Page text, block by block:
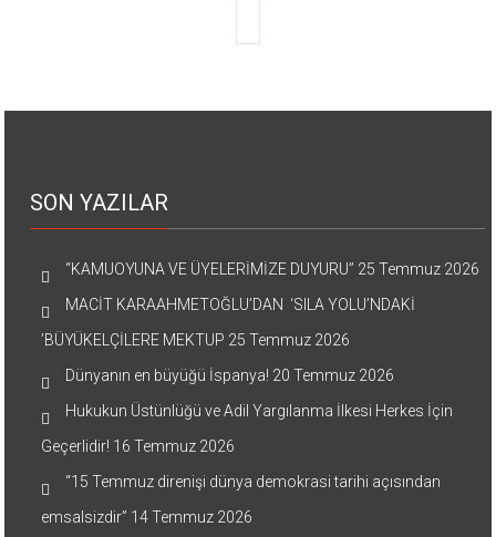
SON YAZILAR
“KAMUOYUNA VE ÜYELERİMİZE DUYURU” 25 Temmuz 2026
MACİT KARAAHMETOĞLU’DAN ‘SILA YOLU’NDAKİ
’BÜYÜKELÇİLERE MEKTUP 25 Temmuz 2026
Dünyanın en büyüğü İspanya! 20 Temmuz 2026
Hukukun Üstünlüğü ve Adil Yargılanma İlkesi Herkes İçin
Geçerlidir! 16 Temmuz 2026
“15 Temmuz direnişi dünya demokrasi tarihi açısından
emsalsizdir” 14 Temmuz 2026